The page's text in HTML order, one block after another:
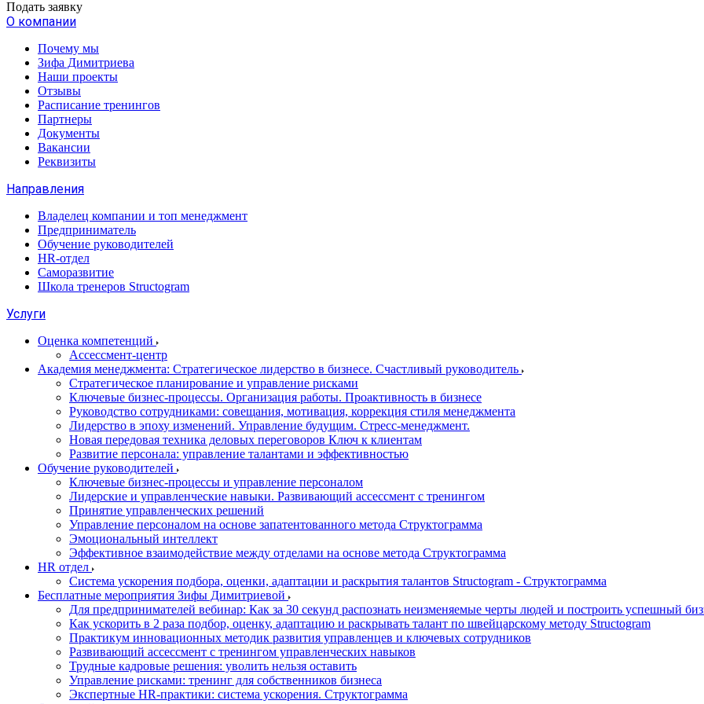
Подать заявку
О компании
Почему мы
Зифа Димитриева
Наши проекты
Отзывы
Расписание тренингов
Партнеры
Документы
Вакансии
Реквизиты
Направления
Владелец компании и топ менеджмент
Предприниматель
Обучение руководителей
HR-отдел
Саморазвитие
Школа тренеров Structogram
Услуги
Оценка компетенций
Ассессмент-центр
Академия менеджмента: Стратегическое лидерство в бизнесе. Счастливый руководитель
Стратегическое планирование и управление рисками
Ключевые бизнес-процессы. Организация работы. Проактивность в бизнесе
Руководство сотрудниками: совещания, мотивация, коррекция стиля менеджмента
Лидерство в эпоху изменений. Управление будущим. Стресс-менеджмент.
Новая передовая техника деловых переговоров Ключ к клиентам
Развитие персонала: управление талантами и эффективностью
Обучение руководителей
Ключевые бизнес-процессы и управление персоналом
Лидерские и управленческие навыки. Развивающий ассессмент с тренингом
Принятие управленческих решений
Управление персоналом на основе запатентованного метода Структограмма
Эмоциональный интеллект
Эффективное взаимодействие между отделами на основе метода Структограмма
HR отдел
Система ускорения подбора, оценки, адаптации и раскрытия талантов Structogram - Структограмма
Бесплатные мероприятия Зифы Димитриевой
Для предпринимателей вебинар: Как за 30 секунд распознать неизменяемые черты людей и построить успешный
Как ускорить в 2 раза подбор, оценку, адаптацию и раскрывать талант по швейцарскому методу Structogram
Практикум инновационных методик развития управленцев и ключевых сотрудников
Развивающий ассессмент с тренингом управленческих навыков
Трудные кадровые решения: уволить нельзя оставить
Управление рисками: тренинг для собственников бизнеса
Экспертные HR-практики: система ускорения. Структограмма